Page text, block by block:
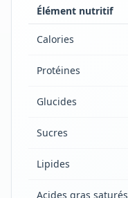
Élément nutritif
Calories
Protéines
Glucides
Sucres
Lipides
Acides gras saturés